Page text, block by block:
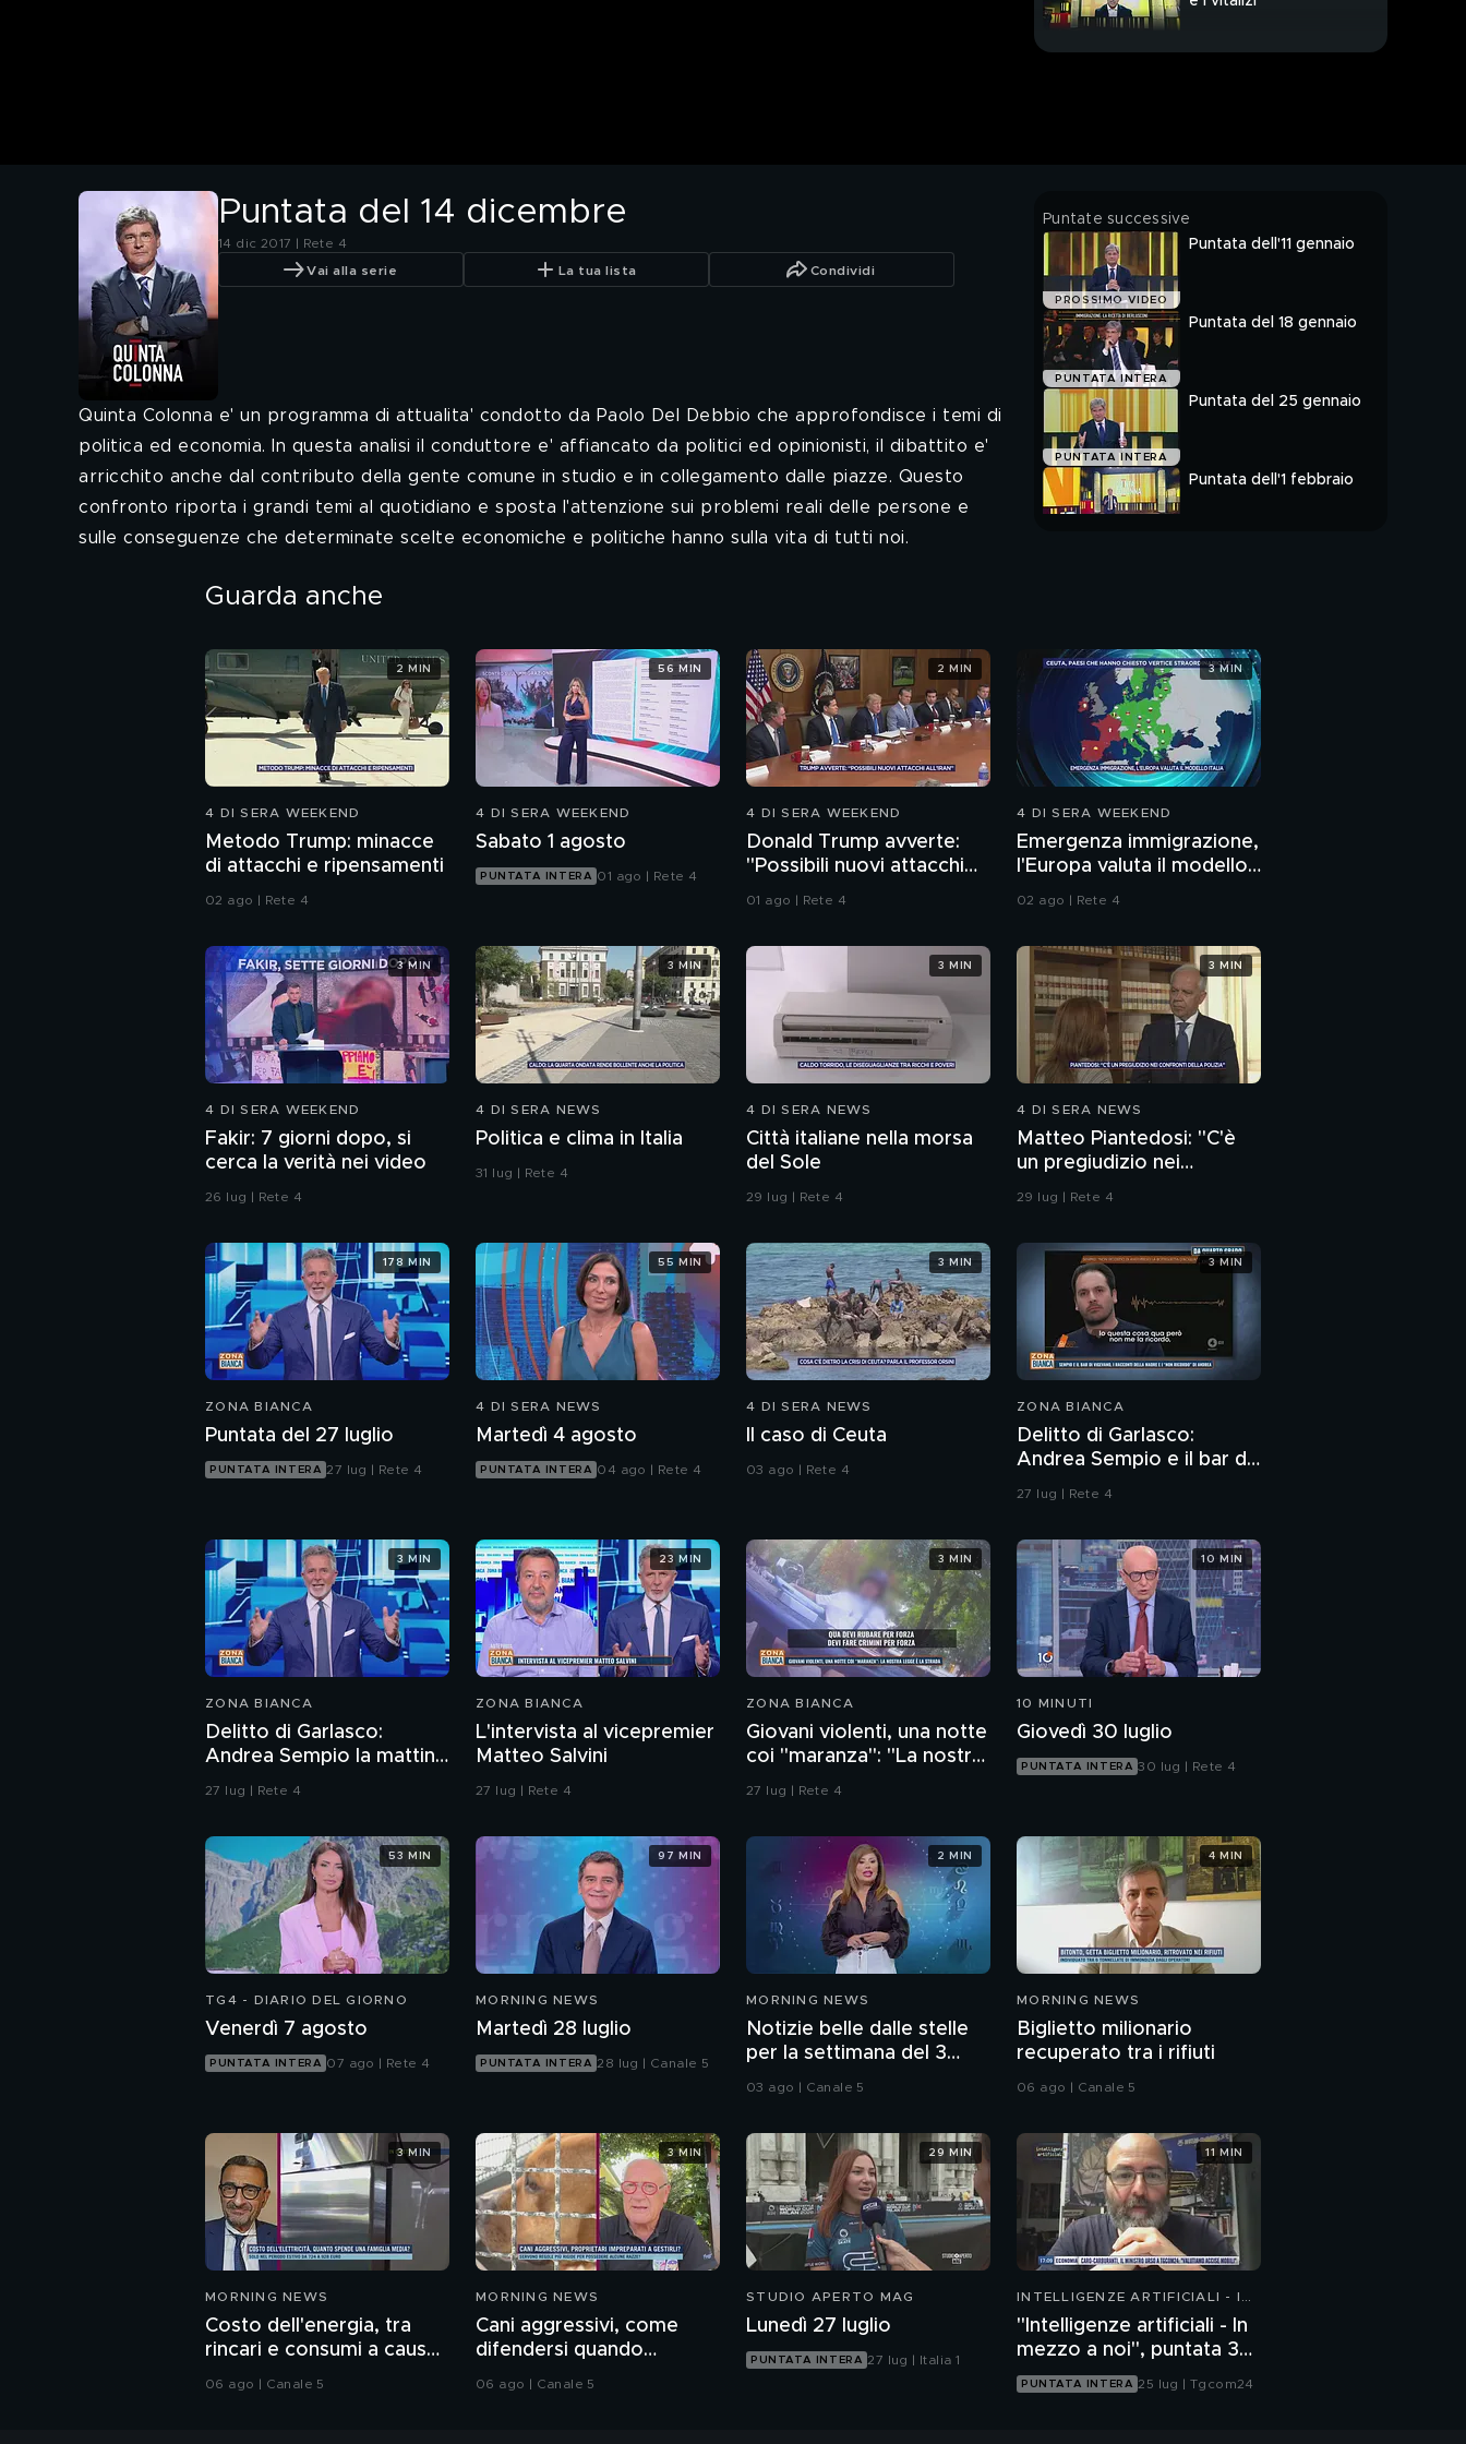
dall'Italia
pensione
Bruno Vespa
Periferia di Asti: la
scena del crimine
Viaggio nell'universo
della destra
Veneto Fronte
Skinheads
cellulare"
Puntata del 14 dicembre
14 dic 2017 | Rete 4
Vai alla serie La tua lista Condividi
Quinta Colonna e' un programma di attualita' condotto da Paolo Del Debbio che approfondisce i temi di
politica ed economia. In questa analisi il conduttore e' affiancato da politici ed opinionisti, il dibattito e'
arricchito anche dal contributo della gente comune in studio e in collegamento dalle piazze. Questo
confronto riporta i grandi temi al quotidiano e sposta l'attenzione sui problemi reali delle persone e
sulle conseguenze che determinate scelte economiche e politiche hanno sulla vita di tutti noi.
Puntate successive
PROSSIMO VIDEO
Puntata dell'11 gennaio
PUNTATA INTERA
Puntata del 18 gennaio
PUNTATA INTERA
Puntata del 25 gennaio
Puntata dell'1 febbraio
Guarda anche
4 DI SERA WEEKEND
Metodo Trump: minacce
di attacchi e ripensamenti
02 ago | Rete 4
2 MIN
4 DI SERA WEEKEND
Sabato 1 agosto
PUNTATA INTERA 01 ago | Rete 4
56 MIN
4 DI SERA WEEKEND
Donald Trump avverte:
"Possibili nuovi attacchi
all'Iran"
01 ago | Rete 4
2 MIN
4 DI SERA WEEKEND
Emergenza immigrazione,
l'Europa valuta il modello
02 ago | Rete 4
3 MIN
4 DI SERA WEEKEND
Fakir: 7 giorni dopo, si
cerca la verità nei video
26 lug | Rete 4
3 MIN
4 DI SERA NEWS
Politica e clima in Italia
31 lug | Rete 4
3 MIN
4 DI SERA NEWS
Città italiane nella morsa
del Sole
29 lug | Rete 4
3 MIN
4 DI SERA NEWS
Matteo Piantedosi: "C'è
un pregiudizio nei
confronti della polizia"
29 lug | Rete 4
3 MIN
ZONA BIANCA
Puntata del 27 luglio
PUNTATA INTERA 27 lug | Rete 4
178 MIN
4 DI SERA NEWS
Martedì 4 agosto
PUNTATA INTERA 04 ago | Rete 4
55 MIN
4 DI SERA NEWS
Il caso di Ceuta
03 ago | Rete 4
3 MIN
ZONA BIANCA
Delitto di Garlasco:
Andrea Sempio e il bar di
Vigevano e i racconti
27 lug | Rete 4
3 MIN
ZONA BIANCA
Delitto di Garlasco:
Andrea Sempio la mattina
del delitto è stato in un
27 lug | Rete 4
3 MIN
ZONA BIANCA
L'intervista al vicepremier
Matteo Salvini
27 lug | Rete 4
23 MIN
ZONA BIANCA
Giovani violenti, una notte
coi "maranza": "La nostra
legge è la strada"
27 lug | Rete 4
3 MIN
10 MINUTI
Giovedì 30 luglio
PUNTATA INTERA 30 lug | Rete 4
10 MIN
TG4 - DIARIO DEL GIORNO
Venerdì 7 agosto
PUNTATA INTERA 07 ago | Rete 4
53 MIN
MORNING NEWS
Martedì 28 luglio
PUNTATA INTERA 28 lug | Canale 5
97 MIN
MORNING NEWS
Notizie belle dalle stelle
per la settimana del 3
agosto
03 ago | Canale 5
2 MIN
MORNING NEWS
Biglietto milionario
recuperato tra i rifiuti
06 ago | Canale 5
4 MIN
MORNING NEWS
Costo dell'energia, tra
rincari e consumi a causa
del caldo record
06 ago | Canale 5
3 MIN
MORNING NEWS
Cani aggressivi, come
difendersi quando
attaccano?
06 ago | Canale 5
3 MIN
STUDIO APERTO MAG
Lunedì 27 luglio
PUNTATA INTERA 27 lug | Italia 1
29 MIN
INTELLIGENZE ARTIFICIALI - IN
"Intelligenze artificiali - In
mezzo a noi", puntata 35:
il progetto Glasswing
PUNTATA INTERA 25 lug | Tgcom24
11 MIN